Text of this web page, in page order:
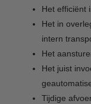
Het efficiënt
Het in
intern
Het
Het juist
Tijdige